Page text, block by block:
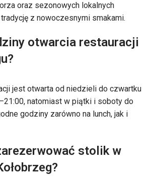
oraz sezonowych lokalnych
z nowoczesnymi smakami.
otwarcia restauracji
jest otwarta od niedzieli do czwartku
natomiast w piątki i soboty do
godziny zarówno na lunch, jak i
stolik w